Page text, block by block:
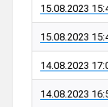
15.08.2023
15.08.2023
14.08.2023
14.08.2023